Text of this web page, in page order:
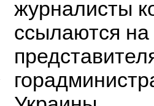
журналисты
ссылаются на